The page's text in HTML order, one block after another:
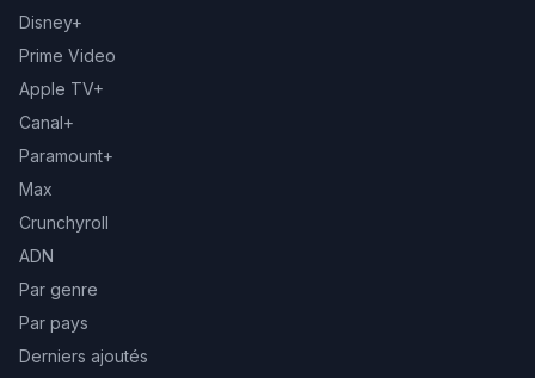
Disney+
Prime Video
Apple TV+
Canal+
Paramount+
Max
Crunchyroll
ADN
Par genre
Par pays
Derniers ajoutés